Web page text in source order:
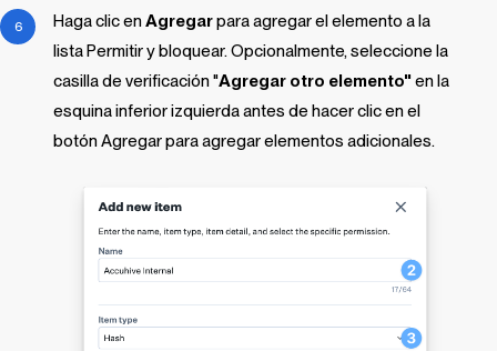
Haga clic enAgregarpara agregar el elemento a la
lista Permitir y bloquear. Opcionalmente, seleccione la
casilla de verificación "Agregar otro elemento"en la
esquina inferior izquierda antes de hacer clic en el
botón Agregar para agregar elementos adicionales.